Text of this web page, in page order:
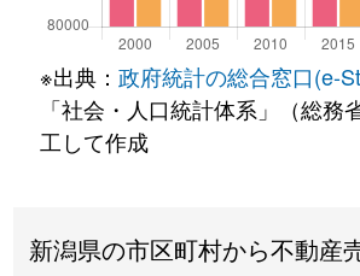
※出典： 政府統計の総合窓口(e-
「社会・人口統計体系」（総務
工して作成
新潟県の市区町村から不動産